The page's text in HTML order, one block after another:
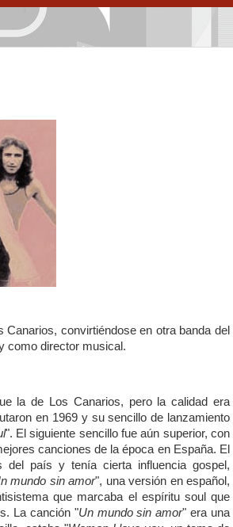
convirtiéndose en otra banda del
como director musical.
la de Los Canarios, pero la calidad era
en 1969 y su sencillo de lanzamiento
". El siguiente sencillo fue aún superior, con
canciones de la época en España. El
del país y tenía cierta influencia gospel,
mundo sin amor", una versión en español,
que marcaba el espíritu soul que
La canción "Un mundo sin amor" era una